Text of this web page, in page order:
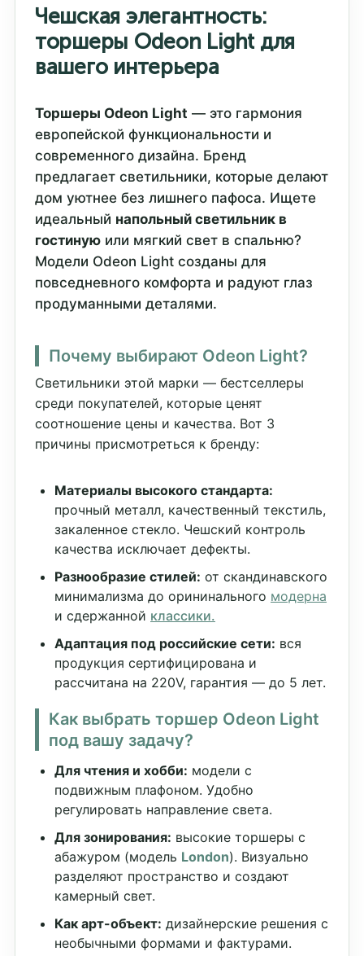
Чешская элегантность:
торшеры Odeon Light для
вашего интерьера
Торшеры Odeon Light — это гармония
европейской функциональности и
современного дизайна. Бренд
предлагает светильники, которые делают
дом уютнее без лишнего пафоса. Ищете
идеальный напольный светильник в
гостиную или мягкий свет в спальню?
Модели Odeon Light созданы для
повседневного комфорта и радуют глаз
продуманными деталями.
Почему выбирают Odeon Light?
Светильники этой марки — бестселлеры
среди покупателей, которые ценят
соотношение цены и качества. Вот 3
причины присмотреться к бренду:
Материалы высокого стандарта:
прочный металл, качественный текстиль,
закаленное стекло. Чешский контроль
качества исключает дефекты.
Разнообразие стилей: от скандинавского
минимализма до орининального модерна
и сдержанной классики.
Адаптация под российские сети: вся
продукция сертифицирована и
рассчитана на 220V, гарантия — до 5 лет.
Как выбрать торшер Odeon Light
под вашу задачу?
Для чтения и хобби: модели с
подвижным плафоном. Удобно
регулировать направление света.
Для зонирования: высокие торшеры с
абажуром (модель London). Визуально
разделяют пространство и создают
камерный свет.
Как арт-объект: дизайнерские решения с
необычными формами и фактурами.